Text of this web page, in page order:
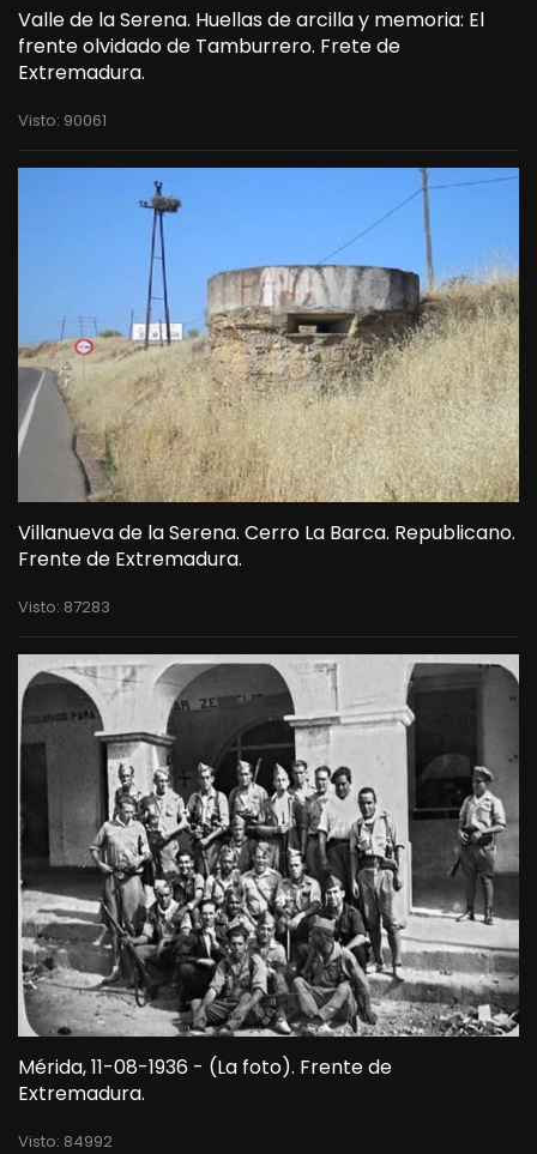
Valle de la Serena. Huellas de arcilla y memoria: El
frente olvidado de Tamburrero. Frete de
Extremadura.
Visto: 90061
Villanueva de la Serena. Cerro La Barca. Republicano.
Frente de Extremadura.
Visto: 87283
Mérida, 11-08-1936 - (La foto). Frente de
Extremadura.
Visto: 84992